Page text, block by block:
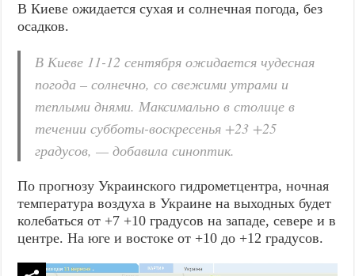
В Киеве ожидается сухая и солнечная погода, без
осадков.
В Киеве 11-12 сентября ожидается чудесная
погода – солнечно, со свежими утрами и
теплыми днями. Максимально в столице в
течении субботы-воскресенья +23 +25
градусов, — добавила синоптик.
По прогнозу Украинского гидрометцентра, ночная
температура воздуха в Украине на выходных будет
колебаться от +7 +10 градусов на западе, севере и в
центре. На юге и востоке от +10 до +12 градусов.